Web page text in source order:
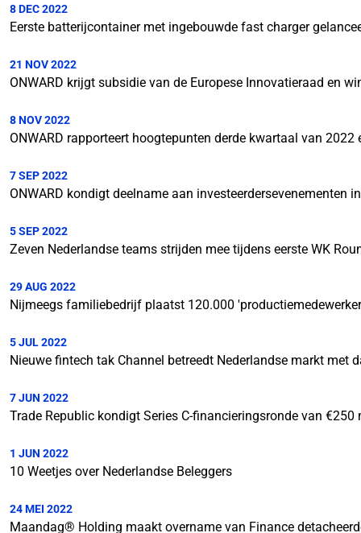
8 DEC 2022
Eerste batterijcontainer met ingebouwde fast charger
21 NOV 2022
ONWARD krijgt subsidie van de Europese Innovatieraad en
8 NOV 2022
ONWARD rapporteert hoogtepunten derde kwartaal van
7 SEP 2022
ONWARD kondigt deelname aan investeerdersevenementen
5 SEP 2022
Zeven Nederlandse teams strijden mee tijdens eerste WK
29 AUG 2022
Nijmeegs familiebedrijf plaatst 120.000
5 JUL 2022
Nieuwe fintech tak Channel betreedt Nederlandse markt met
7 JUN 2022
Trade Republic kondigt Series C-financieringsronde van €250
1 JUN 2022
10 Weetjes over Nederlandse Beleggers
24 MEI 2022
Maandag® Holding maakt overname van Finance